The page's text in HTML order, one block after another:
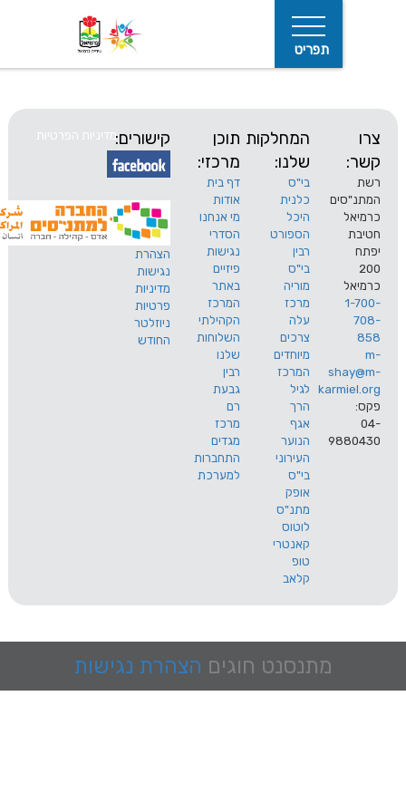
המחלקות
שלנו:
בי"ס
כלנית
היכל
הספורט
רבין
בי"ס
מוריה
מרכז
עלה
צרכים
מיוחדים
המרכז
לגיל
הרך
אגף
הנוער
תוכן
מרכזי:
דף בית
אודות
מי אנחנו
הסדרי
נגישות
פיזיים
באתר
המרכז
הקהילתי
השלוחות
שלנו
רבין
גבעת
רם
מרכז
מגדים
התחברות
למערכת
קישורים:
הצהרת
נגישות
מדיניות
פרטיות
ניוזלטר
החודש
מדיניות הפרטיות
מתנסנט חוגים הצהרת נגישות